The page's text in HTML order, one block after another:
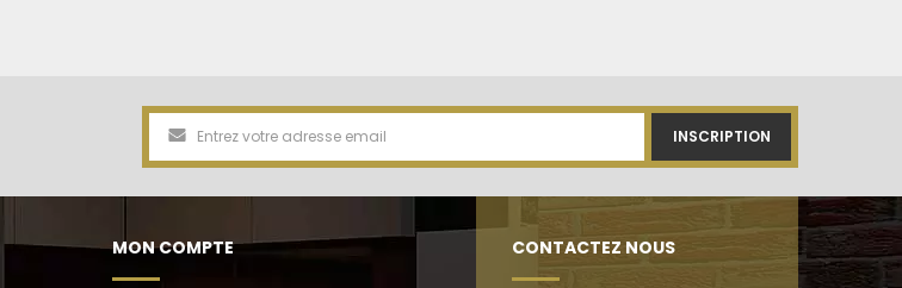
INSCRIPTION
MON COMPTE CONTACTEZ NOUS